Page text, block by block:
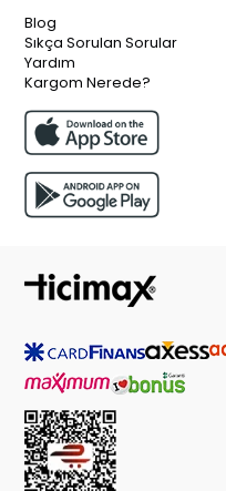
Blog
Sıkça Sorulan Sorular
Yardım
Kargom Nerede?